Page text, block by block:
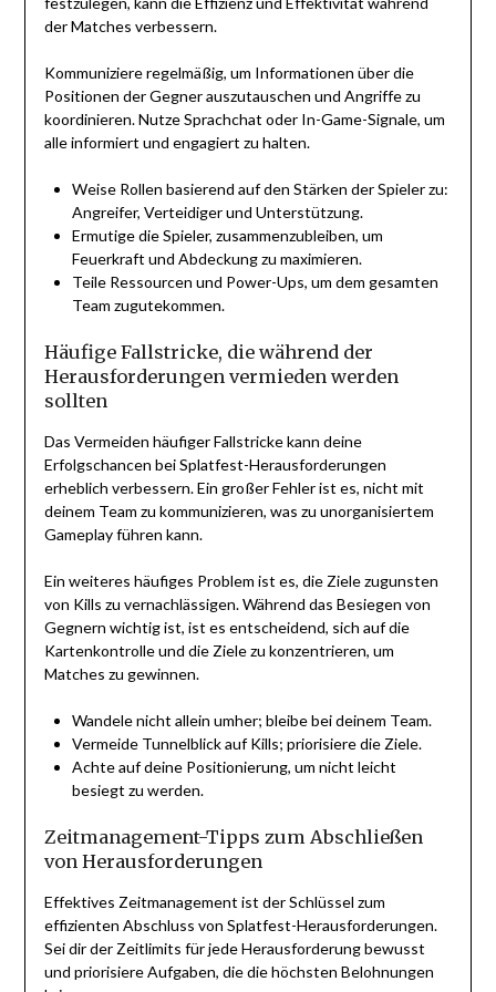
der Matches verbessern.
Kommuniziere regelmäßig, um Informationen über die
Positionen der Gegner auszutauschen und Angriffe zu
koordinieren. Nutze Sprachchat oder In-Game-Signale, um
alle informiert und engagiert zu halten.
Weise Rollen basierend auf den Stärken der Spieler zu:
Angreifer, Verteidiger und Unterstützung.
Ermutige die Spieler, zusammenzubleiben, um
Feuerkraft und Abdeckung zu maximieren.
Teile Ressourcen und Power-Ups, um dem gesamten
Team zugutekommen.
Häufige Fallstricke, die während der
Herausforderungen vermieden werden
sollten
Das Vermeiden häufiger Fallstricke kann deine
Erfolgschancen bei Splatfest-Herausforderungen
erheblich verbessern. Ein großer Fehler ist es, nicht mit
deinem Team zu kommunizieren, was zu unorganisiertem
Gameplay führen kann.
Ein weiteres häufiges Problem ist es, die Ziele zugunsten
von Kills zu vernachlässigen. Während das Besiegen von
Gegnern wichtig ist, ist es entscheidend, sich auf die
Kartenkontrolle und die Ziele zu konzentrieren, um
Matches zu gewinnen.
Wandele nicht allein umher; bleibe bei deinem Team.
Vermeide Tunnelblick auf Kills; priorisiere die Ziele.
Achte auf deine Positionierung, um nicht leicht
besiegt zu werden.
Zeitmanagement-Tipps zum Abschließen
von Herausforderungen
Effektives Zeitmanagement ist der Schlüssel zum
effizienten Abschluss von Splatfest-Herausforderungen.
Sei dir der Zeitlimits für jede Herausforderung bewusst
und priorisiere Aufgaben, die die höchsten Belohnungen